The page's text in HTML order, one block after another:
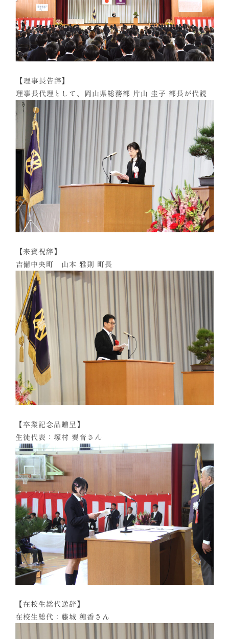
【理事長告辞】
理事長代理として、岡山県総務部 片山 圭子 部長が代読
【来賓祝辞】
吉備中央町 山本 雅則 町長
【卒業記念品贈呈】
生徒代表：塚村 奏音さん
【在校生総代送辞】
在校生総代：藤城 穂香さん